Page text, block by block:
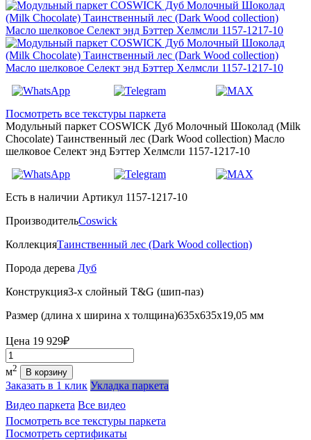
Посмотреть все текстуры паркета
Модульный паркет COSWICK Дуб Молочный Шоколад (Milk
Chocolate) Таинственный лес (Dark Wood collection) Масло
шелковое Селект энд Бэттер Хелмсли 1157-1217-10
Есть в наличии Артикул 1157-1217-10
ПроизводительCoswick
КоллекцияТаинственный лес (Dark Wood collection)
Порода дерева Дуб
Конструкция3-х слойный T&G (шип-паз)
Размер (длина х ширина х толщина)635х635х19,05 мм
Цена 19 929₽
Количество
м2 В корзину
Заказать в 1 клик Укладка паркета
Видео паркета Все видео
Посмотреть все текстуры паркета
Посмотреть сертификаты